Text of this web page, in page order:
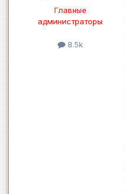
Главные
администраторы
8.5k